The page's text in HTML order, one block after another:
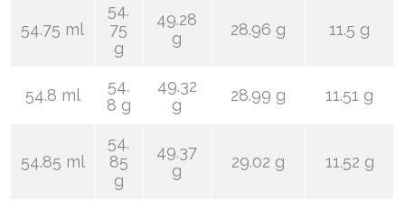
54.75 ml
54.
75
g
49.28
g
28.96 g 11.5 g
54.8 ml
54.
8 g
49.32
g
28.99 g 11.51 g
54.85 ml
54.
85
g
49.37
g
29.02 g 11.52 g